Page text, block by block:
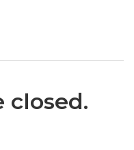
closed.